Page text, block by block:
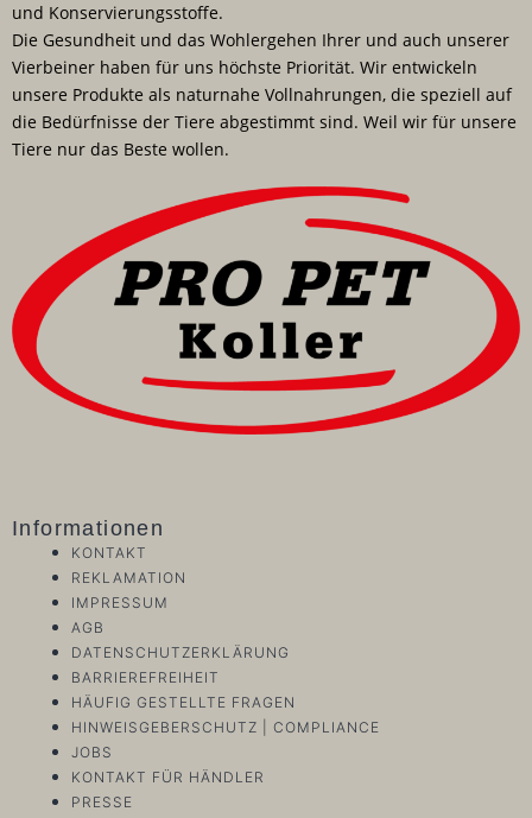
und Konservierungsstoffe.
Die Gesundheit und das Wohlergehen Ihrer und auch unserer
Vierbeiner haben für uns höchste Priorität. Wir entwickeln
unsere Produkte als naturnahe Vollnahrungen, die speziell auf
die Bedürfnisse der Tiere abgestimmt sind. Weil wir für unsere
Tiere nur das Beste wollen.
Informationen
KONTAKT
REKLAMATION
IMPRESSUM
AGB
DATENSCHUTZERKLÄRUNG
BARRIEREFREIHEIT
HÄUFIG GESTELLTE FRAGEN
HINWEISGEBERSCHUTZ | COMPLIANCE
JOBS
KONTAKT FÜR HÄNDLER
PRESSE